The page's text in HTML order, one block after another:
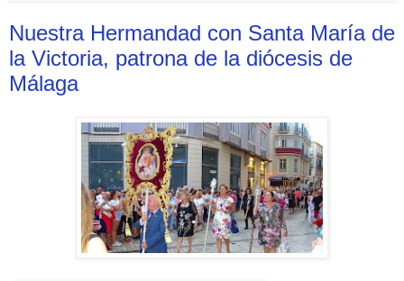
Nuestra Hermandad con Santa María de
la Victoria, patrona de la diócesis de
Málaga